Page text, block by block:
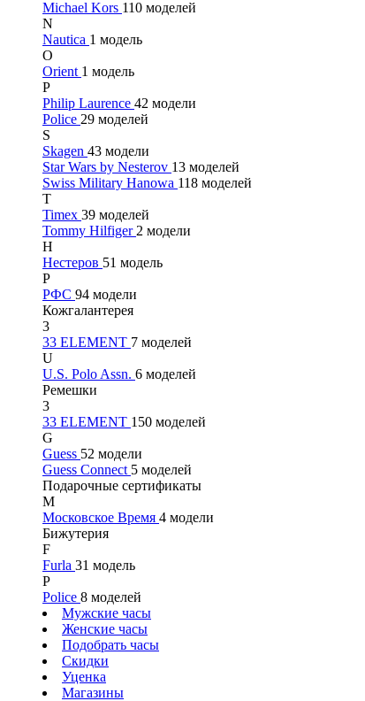
Michael Kors 110 моделей
N
Nautica 1 модель
O
Orient 1 модель
P
Philip Laurence 42 модели
Police 29 моделей
S
Skagen 43 модели
Star Wars by Nesterov 13 моделей
Swiss Military Hanowa 118 моделей
T
Timex 39 моделей
Tommy Hilfiger 2 модели
Н
Нестеров 51 модель
Р
РФС 94 модели
Кожгалантерея
3
33 ELEMENT 7 моделей
U
U.S. Polo Assn. 6 моделей
Ремешки
3
33 ELEMENT 150 моделей
G
Guess 52 модели
Guess Connect 5 моделей
Подарочные сертификаты
М
Московское Время 4 модели
Бижутерия
F
Furla 31 модель
P
Police 8 моделей
Мужские часы
Женские часы
Подобрать часы
Скидки
Уценка
Магазины